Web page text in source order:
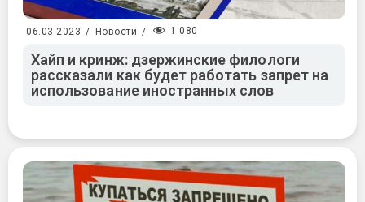
06.03.2023 / Новости / 1 080
Хайп и кринж: дзержинские филологи
рассказали как будет работать запрет на
использование иностранных слов